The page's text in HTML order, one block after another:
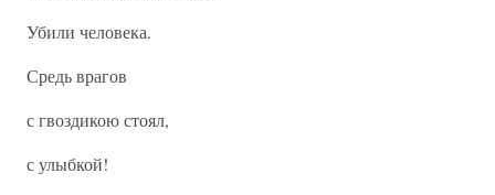
Убили человека.
Средь врагов
с гвоздикою стоял,
с улыбкой!